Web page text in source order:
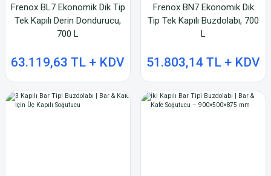
Frenox BL7 Ekonomik Dik Tip
Tek Kapılı Derin Dondurucu,
700 L
63.119,63 TL + KDV
Frenox BN7 Ekonomik Dik
Tip Tek Kapılı Buzdolabı, 700
L
51.803,14 TL + KDV